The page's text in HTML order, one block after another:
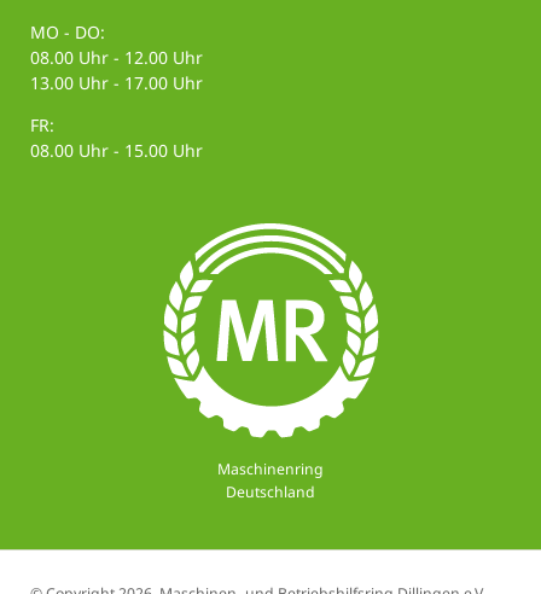
MO - DO:
08.00 Uhr - 12.00 Uhr
13.00 Uhr - 17.00 Uhr
FR:
08.00 Uhr - 15.00 Uhr
Maschinenring
Deutschland